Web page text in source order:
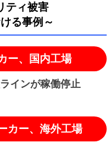
ティ被害
る事例～
ー、国内工場
インが稼働停止
カー、海外工場